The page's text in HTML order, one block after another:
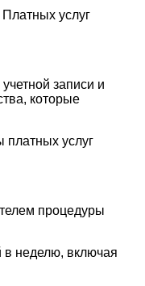
услуг
записи и
которые
платных услуг
процедуры
в неделю, включая